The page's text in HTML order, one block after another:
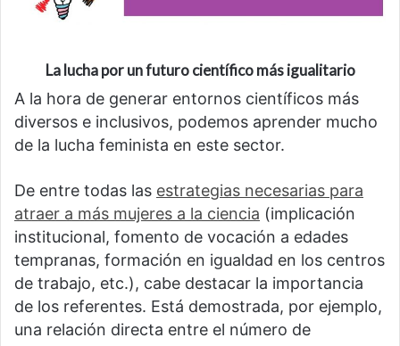
La lucha por un futuro científico más igualitario
A la hora de generar entornos científicos más
diversos e inclusivos, podemos aprender mucho
de la lucha feminista en este sector.
De entre todas las estrategias necesarias para
atraer a más mujeres a la ciencia (implicación
institucional, fomento de vocación a edades
tempranas, formación en igualdad en los centros
de trabajo, etc.), cabe destacar la importancia
de los referentes. Está demostrada, por ejemplo,
una relación directa entre el número de